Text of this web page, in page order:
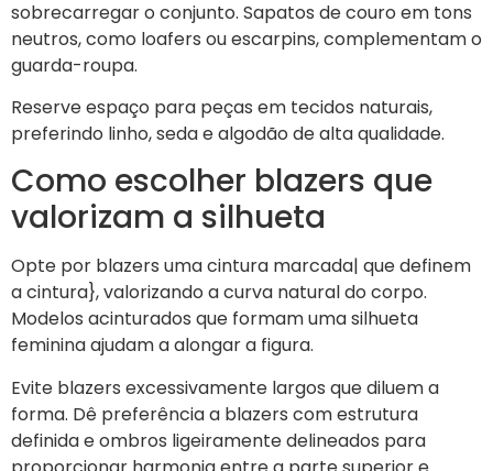
sobrecarregar o conjunto. Sapatos de couro em tons
neutros, como loafers ou escarpins, complementam o
guarda-roupa.
Reserve espaço para peças em tecidos naturais,
preferindo linho, seda e algodão de alta qualidade.
Como escolher blazers que
valorizam a silhueta
Opte por blazers uma cintura marcada| que definem
a cintura}, valorizando a curva natural do corpo.
Modelos acinturados que formam uma silhueta
feminina ajudam a alongar a figura.
Evite blazers excessivamente largos que diluem a
forma. Dê preferência a blazers com estrutura
definida e ombros ligeiramente delineados para